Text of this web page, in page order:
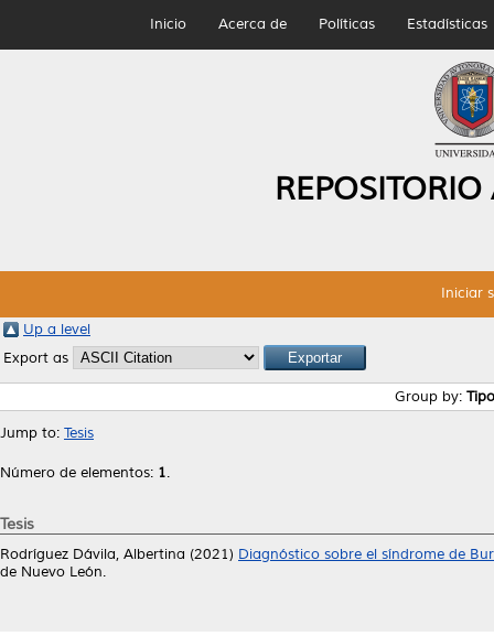
Inicio Acerca de Políticas Estadísticas
Iniciar
Up a level
Export as
Group by:
Jump to: Tesis
Número de elementos: 1.
Tesis
Rodríguez Dávila, Albertina (2021) Diagnóstico sobre el síndrome de
de Nuevo León.